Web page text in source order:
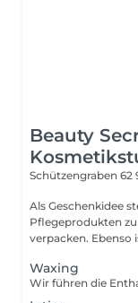
Beauty
Schützengraben 62
Als Geschenkidee
Pflegeprodukten
Waxing